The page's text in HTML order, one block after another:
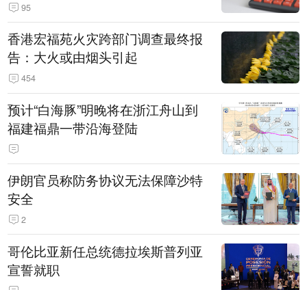
95
香港宏福苑火灾跨部门调查最终报
告：大火或由烟头引起
454
预计“白海豚”明晚将在浙江舟山到
福建福鼎一带沿海登陆
伊朗官员称防务协议无法保障沙特
安全
2
哥伦比亚新任总统德拉埃斯普列亚
宣誓就职